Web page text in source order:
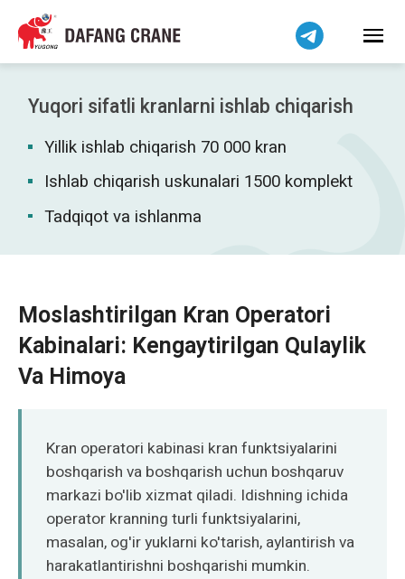
Yuqori sifatli kranlarni ishlab chiqarish
Yillik ishlab chiqarish 70 000 kran
Ishlab chiqarish uskunalari 1500 komplekt
Tadqiqot va ishlanma
Moslashtirilgan Kran Operatori
Kabinalari: Kengaytirilgan Qulaylik
Va Himoya
Kran operatori kabinasi kran funktsiyalarini
boshqarish va boshqarish uchun boshqaruv
markazi bo'lib xizmat qiladi. Idishning ichida
operator kranning turli funktsiyalarini,
masalan, og'ir yuklarni ko'tarish, aylantirish va
harakatlantirishni boshqarishi mumkin.
हिन्दी
Bahasa Indonesia
Bahasa Melayu
Tiếng Việt
简体中文
বাংলা
فارسی
Pilipino
Беларуская мова
Kiswahili
Dansk
Norsk